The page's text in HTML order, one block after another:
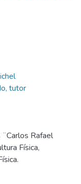
tutor
Rafael
Física,